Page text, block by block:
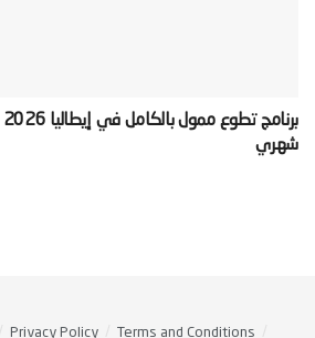
شهري‬
Privacy Policy Terms and Conditions